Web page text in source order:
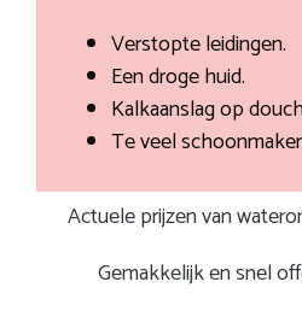
Verstopte leidingen.
Een droge huid.
Kalkaanslag op
Te veel
Actuele prijzen van
Gemakkelijk en snel